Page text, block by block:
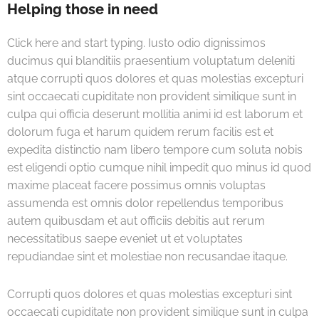
Helping those in need
Click here and start typing. Iusto odio dignissimos
ducimus qui blanditiis praesentium voluptatum deleniti
atque corrupti quos dolores et quas molestias excepturi
sint occaecati cupiditate non provident similique sunt in
culpa qui officia deserunt mollitia animi id est laborum et
dolorum fuga et harum quidem rerum facilis est et
expedita distinctio nam libero tempore cum soluta nobis
est eligendi optio cumque nihil impedit quo minus id quod
maxime placeat facere possimus omnis voluptas
assumenda est omnis dolor repellendus temporibus
autem quibusdam et aut officiis debitis aut rerum
necessitatibus saepe eveniet ut et voluptates
repudiandae sint et molestiae non recusandae itaque.
Corrupti quos dolores et quas molestias excepturi sint
occaecati cupiditate non provident similique sunt in culpa